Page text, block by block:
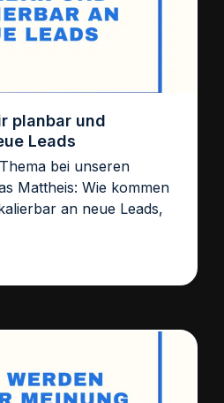
planbar und
Leads
bei unseren
Mattheis: Wie kommen
an neue Leads,